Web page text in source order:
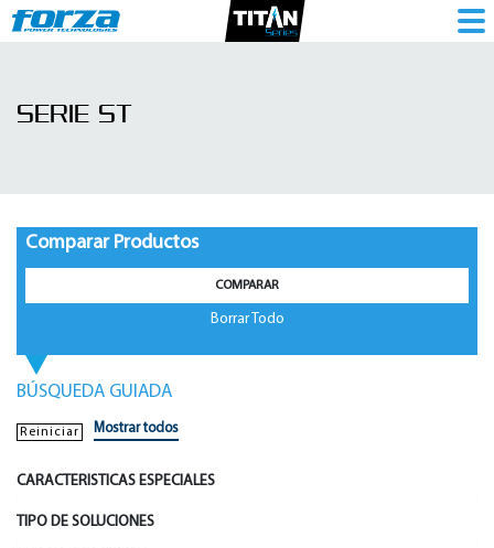
ST
1786016691
SERIE ST
Comparar Productos
COMPARAR
Borrar Todo
BÚSQUEDA GUIADA
Reiniciar Mostrar todos
CARACTERISTICAS ESPECIALES
TIPO DE SOLUCIONES